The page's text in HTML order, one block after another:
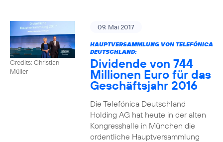
Credits: Christian
Müller
09. Mai 2017
HAUPTVERSAMMLUNG VON TELEFÓNICA
DEUTSCHLAND:
Dividende von 744
Millionen Euro für das
Geschäftsjahr 2016
Die Telefónica Deutschland
Holding AG hat heute in der alten
Kongresshalle in München die
ordentliche Hauptversammlung